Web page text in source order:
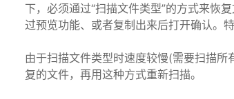
下，必须通过“扫描文件类型”的方式来恢
过预览功能、或者复制出来后打开确认。
由于扫描文件类型时速度较慢(需要扫描
复的文件，再用这种方式重新扫描。